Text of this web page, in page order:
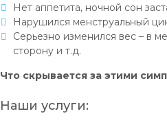
Нет аппетита, ночной сон
Нарушился менструальный
Серьезно изменился вес – в
сторону и т.д.
Что скрывается за этими
Наши услуги: